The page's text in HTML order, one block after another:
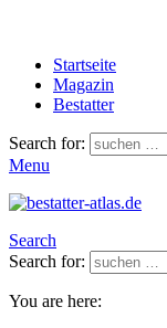
Startseite
Magazin
Bestatter
Search for:
Menu
Search
Search for:
You are here: